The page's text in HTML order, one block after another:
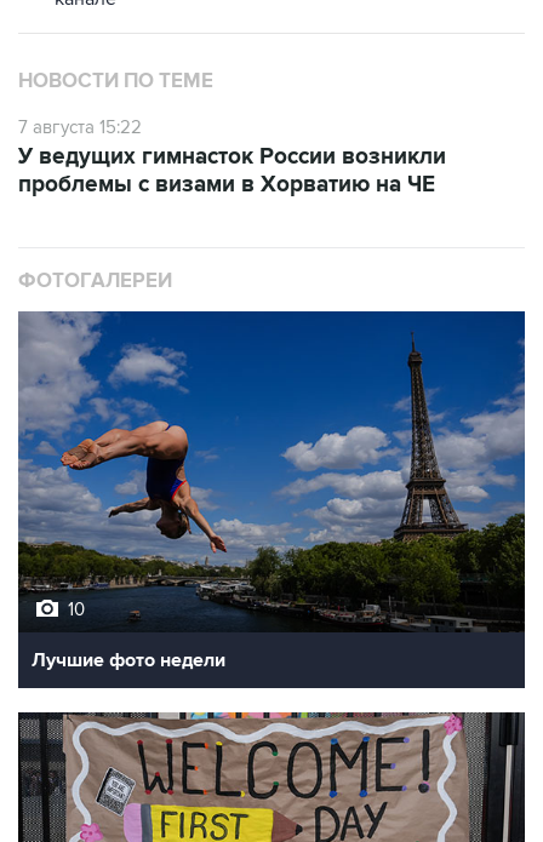
НОВОСТИ ПО ТЕМЕ
7 августа 15:22
У ведущих гимнасток России возникли
проблемы с визами в Хорватию на ЧЕ
ФОТОГАЛЕРЕИ
10
Лучшие фото недели